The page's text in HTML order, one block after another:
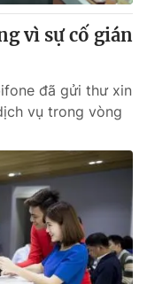
vì sự cố gián
đã gửi thư xin
vụ trong vòng